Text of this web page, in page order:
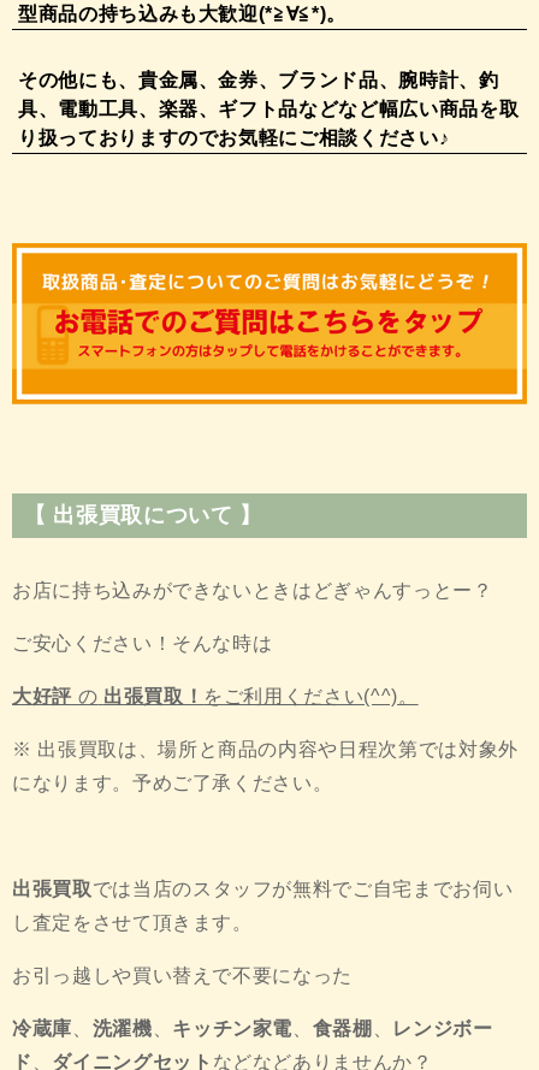
型商品の持ち込みも大歓迎(*≧∀≦*)。
その他にも、貴金属、金券、ブランド品、腕時計、釣
具、電動工具、楽器、ギフト品などなど幅広い商品を取
り扱っておりますのでお気軽にご相談ください♪
【 出張買取について 】
お店に持ち込みができないときはどぎゃんすっとー？
ご安心ください！そんな時は
大好評 の 出張買取！ をご利用ください(^^)。
※ 出張買取は、場所と商品の内容や日程次第では対象外
になります。予めご了承ください。
出張買取では当店のスタッフが無料でご自宅までお伺い
し査定をさせて頂きます。
お引っ越しや買い替えで不要になった
冷蔵庫 洗濯機 キッチン家電 食器棚
レンジボー
ド
ダイニングセット などなどありませんか？